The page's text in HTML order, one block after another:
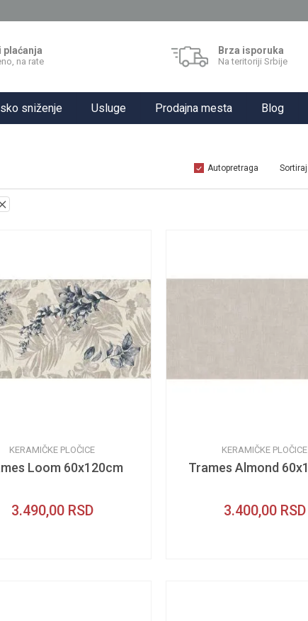
plaćanja
na rate
Brza isporuka
Na teritoriji Srbije
sniženje Usluge Prodajna mesta Blog
Autopretraga Sortiraj
KERAMIČKE PLOČICE
Loom 60x120cm
3.490,00 RSD
KERAMIČKE PLOČICE
Trames Almond
3.400,00 RSD